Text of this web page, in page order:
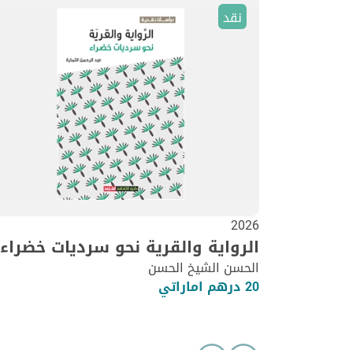
نقد
2026
الرواية والقرية نحو سرديات خضراء
الحسن الشيخ الحسن
20 درهم اماراتي